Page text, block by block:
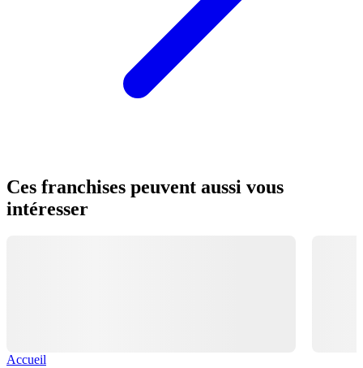
Ces franchises peuvent aussi vous
intéresser
Accueil